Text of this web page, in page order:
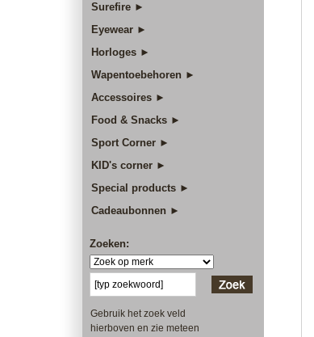
Surefire ►
Eyewear ►
Horloges ►
Wapentoebehoren ►
Accessoires ►
Food & Snacks ►
Sport Corner ►
KID's corner ►
Special products ►
Cadeaubonnen ►
Zoeken:
Gebruik het zoek veld
hierboven en zie meteen